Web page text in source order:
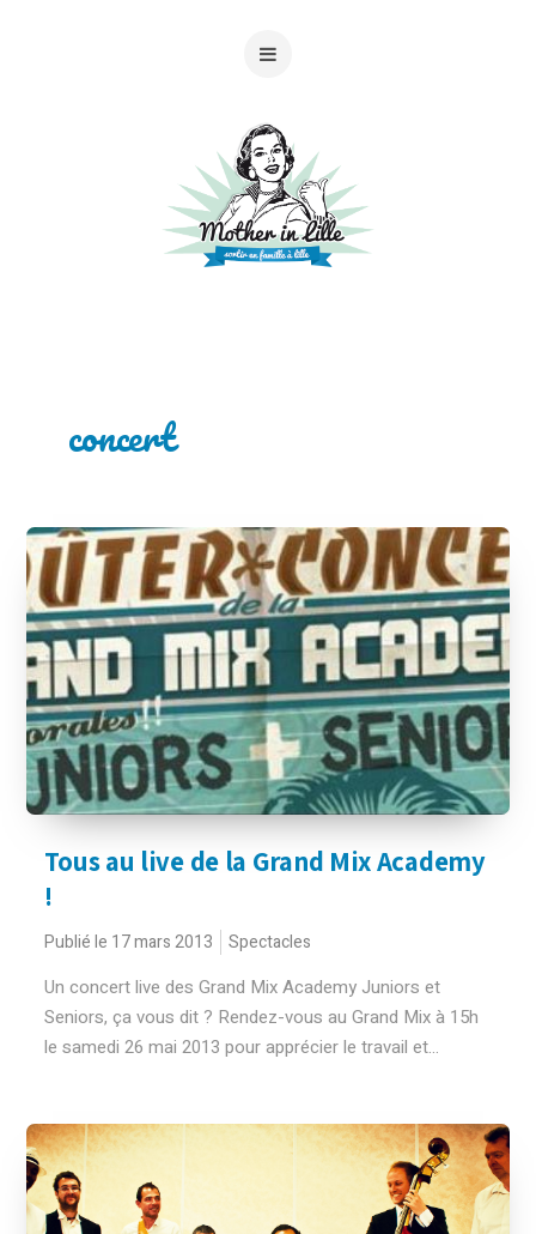
concert
Tous au live de la Grand Mix Academy
!
Publié le 17 mars 2013 Spectacles
Un concert live des Grand Mix Academy Juniors et
Seniors, ça vous dit ? Rendez-vous au Grand Mix à 15h
le samedi 26 mai 2013 pour apprécier le travail et...